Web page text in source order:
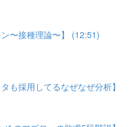
〜接種理論〜】 (12:51)
も採用してるなぜなぜ分析】